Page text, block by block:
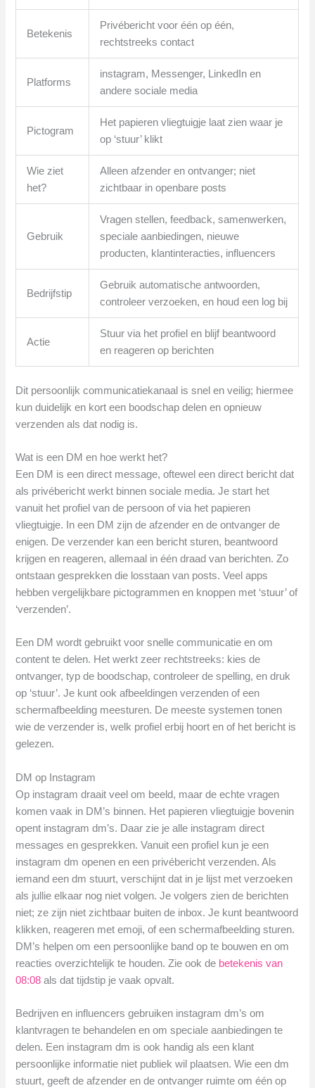
Betekenis
Privébericht voor één op één,
rechtstreeks contact
Platforms
instagram, Messenger, LinkedIn en
andere sociale media
Pictogram
Het papieren vliegtuigje laat zien waar je
op ‘stuur’ klikt
Wie ziet
het?
Alleen afzender en ontvanger; niet
zichtbaar in openbare posts
Gebruik
Vragen stellen, feedback, samenwerken,
speciale aanbiedingen, nieuwe
producten, klantinteracties, influencers
Bedrijfstip
Gebruik automatische antwoorden,
controleer verzoeken, en houd een log bij
Actie
Stuur via het profiel en blijf beantwoord
en reageren op berichten
Dit persoonlijk communicatiekanaal is snel en veilig; hiermee
kun duidelijk en kort een boodschap delen en opnieuw
verzenden als dat nodig is.
Wat is een DM en hoe werkt het?
Een DM is een direct message, oftewel een direct bericht dat
als privébericht werkt binnen sociale media. Je start het
vanuit het profiel van de persoon of via het papieren
vliegtuigje. In een DM zijn de afzender en de ontvanger de
enigen. De verzender kan een bericht sturen, beantwoord
krijgen en reageren, allemaal in één draad van berichten. Zo
ontstaan gesprekken die losstaan van posts. Veel apps
hebben vergelijkbare pictogrammen en knoppen met ‘stuur’ of
‘verzenden’.
Een DM wordt gebruikt voor snelle communicatie en om
content te delen. Het werkt zeer rechtstreeks: kies de
ontvanger, typ de boodschap, controleer de spelling, en druk
op ‘stuur’. Je kunt ook afbeeldingen verzenden of een
schermafbeelding meesturen. De meeste systemen tonen
wie de verzender is, welk profiel erbij hoort en of het bericht is
gelezen.
DM op Instagram
Op instagram draait veel om beeld, maar de echte vragen
komen vaak in DM’s binnen. Het papieren vliegtuigje bovenin
opent instagram dm’s. Daar zie je alle instagram direct
messages en gesprekken. Vanuit een profiel kun je een
instagram dm openen en een privébericht verzenden. Als
iemand een dm stuurt, verschijnt dat in je lijst met verzoeken
als jullie elkaar nog niet volgen. Je volgers zien de berichten
niet; ze zijn niet zichtbaar buiten de inbox. Je kunt beantwoord
klikken, reageren met emoji, of een schermafbeelding sturen.
DM’s helpen om een persoonlijke band op te bouwen en om
reacties overzichtelijk te houden. Zie ook de betekenis van
08:08 als dat tijdstip je vaak opvalt.
Bedrijven en influencers gebruiken instagram dm’s om
klantvragen te behandelen en om speciale aanbiedingen te
delen. Een instagram dm is ook handig als een klant
persoonlijke informatie niet publiek wil plaatsen. Wie een dm
stuurt, geeft de afzender en de ontvanger ruimte om één op